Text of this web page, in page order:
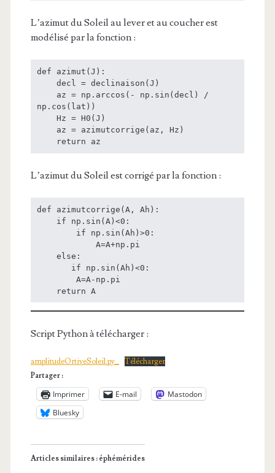
L’azimut du Soleil au lever et au coucher est
modélisé par la fonction :
def azimut(J):
np.cos(lat))
    return az
L’azimut du Soleil est corrigé par la fonction :
def azimutcorrige(A, Ah):
    return A
Script Python à télécharger :
amplitudeOrtiveSoleil.py_ Télécharger
Partager :
Imprimer E-mail
Mastodon
Bluesky
Articles similaires : éphémérides